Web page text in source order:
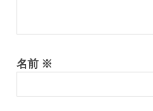
名前 ※